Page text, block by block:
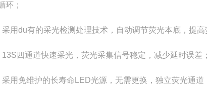
环；
采用du有的采光检测处理技术，自动调节荧光本底，提
13S四通道快速采光，荧光采集信号稳定，减少延时误差；
采用免维护的长寿命LED光源，无需更换，独立荧光通道